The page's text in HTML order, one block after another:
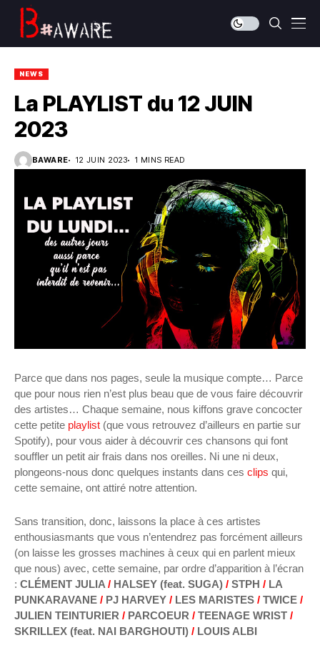
NEWS
La PLAYLIST du 12 JUIN
2023
BAWARE 12 JUIN 2023 1 MINS READ
Parce que dans nos pages, seule la musique compte… Parce
que pour nous rien n’est plus beau que de vous faire découvrir
des artistes… Chaque semaine, nous kiffons grave concocter
cette petite playlist (que vous retrouvez d’ailleurs en partie sur
Spotify), pour vous aider à découvrir ces chansons qui font
souffler un petit air frais dans nos oreilles. Ni une ni deux,
plongeons-nous donc quelques instants dans ces clips qui,
cette semaine, ont attiré notre attention.
Sans transition, donc, laissons la place à ces artistes
enthousiasmants que vous n’entendrez pas forcément ailleurs
(on laisse les grosses machines à ceux qui en parlent mieux
que nous) avec, cette semaine, par ordre d’apparition à l’écran
: CLÉMENT JULIA / HALSEY (feat. SUGA) / STPH / LA
PUNKARAVANE / PJ HARVEY / LES MARISTES / TWICE /
JULIEN TEINTURIER / PARCOEUR / TEENAGE WRIST /
SKRILLEX (feat. NAI BARGHOUTI) / LOUIS ALBI